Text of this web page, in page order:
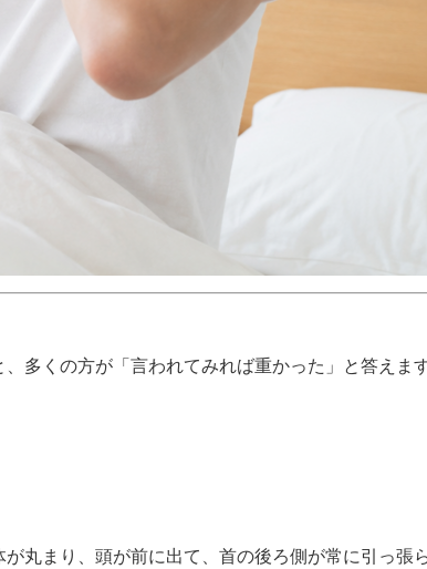
多くの方が「言われてみれば重かった」と答えます
丸まり、頭が前に出て、首の後ろ側が常に引っ張